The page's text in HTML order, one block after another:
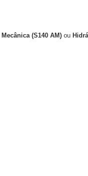
Mecânica (S140 AM) ou